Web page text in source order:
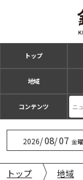
トップ
地域
コンテンツ
2026/08/07 金
トップ 地域